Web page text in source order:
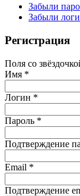
Забыли
Забыли
Регистрация
Поля со
Имя *
Логин *
Пароль *
Подтверждение
Email *
Подтверждение